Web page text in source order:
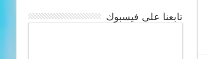
تابعنا على فيسبوك